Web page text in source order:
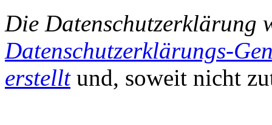
Die Datenschutzerklärung
Datenschutzerklärungs-
erstelltund, soweit nicht